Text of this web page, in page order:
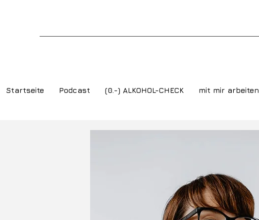
Startseite Podcast (0.-) ALKOHOL-CHECK mit mir arbeiten